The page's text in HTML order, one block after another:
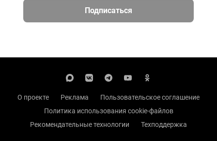
Подписаться
О проекте Реклама
Пользовательское соглашение
Политика использования cookie-файлов
Рекомендательные технологии
Техподдержка